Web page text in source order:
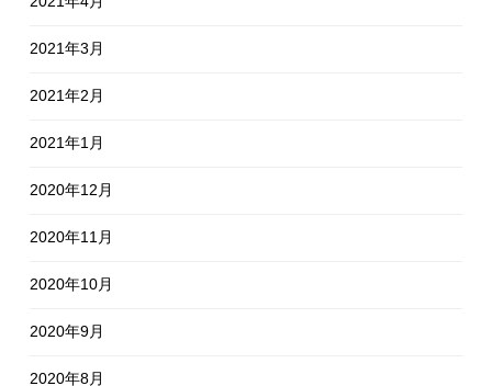
2021年3月
2021年2月
2021年1月
2020年12月
2020年11月
2020年10月
2020年9月
2020年8月